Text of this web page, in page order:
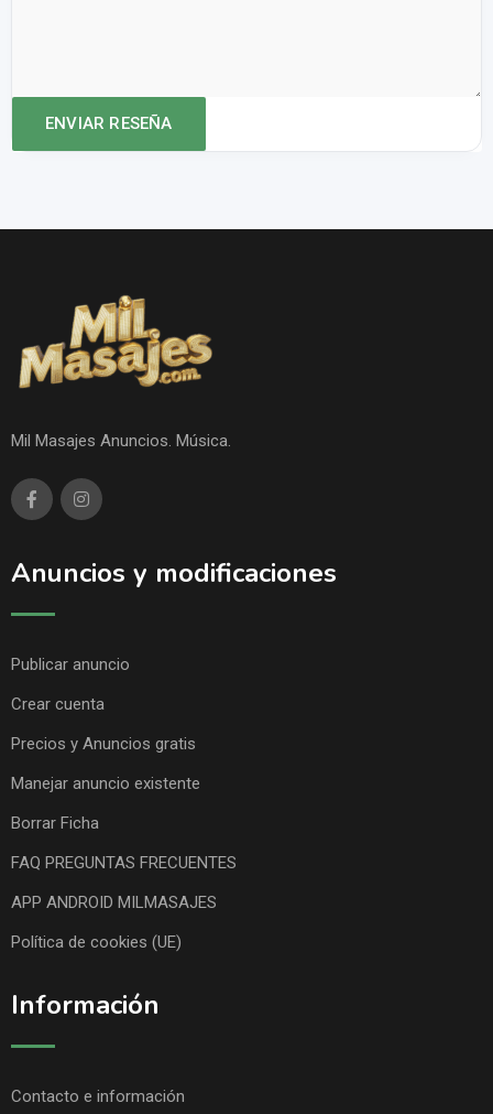
Mil Masajes Anuncios. Música.
Anuncios y modificaciones
Publicar anuncio
Crear cuenta
Precios y Anuncios gratis
Manejar anuncio existente
Borrar Ficha
FAQ PREGUNTAS FRECUENTES
APP ANDROID MILMASAJES
Política de cookies (UE)
Información
Contacto e información